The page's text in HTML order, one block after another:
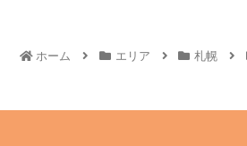
ホーム エリア 札幌